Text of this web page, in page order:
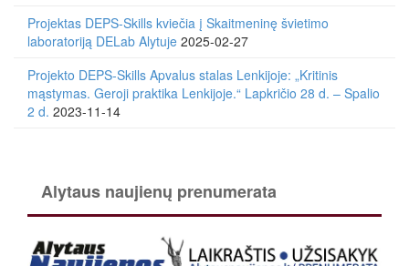
Projektas DEPS-Skills kviečia į Skaitmeninę švietimo
laboratoriją DELab Alytuje 2025-02-27
Projekto DEPS-Skills Apvalus stalas Lenkijoje: „Kritinis
mąstymas. Geroji praktika Lenkijoje.“ Lapkričio 28 d. – Spalio
2 d. 2023-11-14
Alytaus naujienų prenumerata